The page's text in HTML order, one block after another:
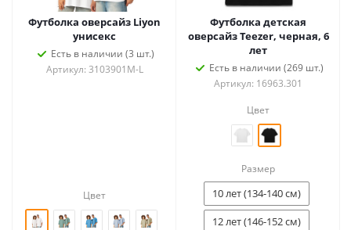
Футболка оверсайз Liyon
унисекс
Есть в наличии (3 шт.)
Артикул: 3103901M-L
Цвет
Футболка детская
оверсайз Teezer, черная, 6
лет
Есть в наличии (269 шт.)
Артикул: 16963.301
Цвет
Размер
10 лет (134-140 см)
12 лет (146-152 см)